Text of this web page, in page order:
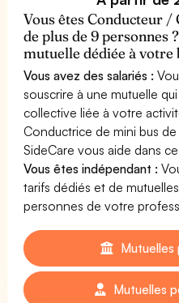
Vous êtes Conducteur
de plus de 9 personnes
mutuelle dédiée à votre
Vous avez des salariés :
souscrire à une mutuelle
collective liée à votre
Conductrice de mini bus
SideCare vous aide dans
Vous êtes indépendant :
tarifs dédiés et de
personnes de votre
Mutuelles
Mutuelles